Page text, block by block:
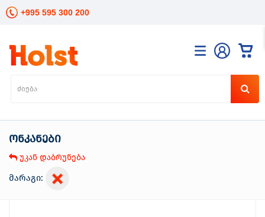
+995 595 300 200
ონკანები
უკან დაბრუნება
მარაგი:
კატალოგი
განათება
ინსტრუმენტები
ელექტრო
მოვლა